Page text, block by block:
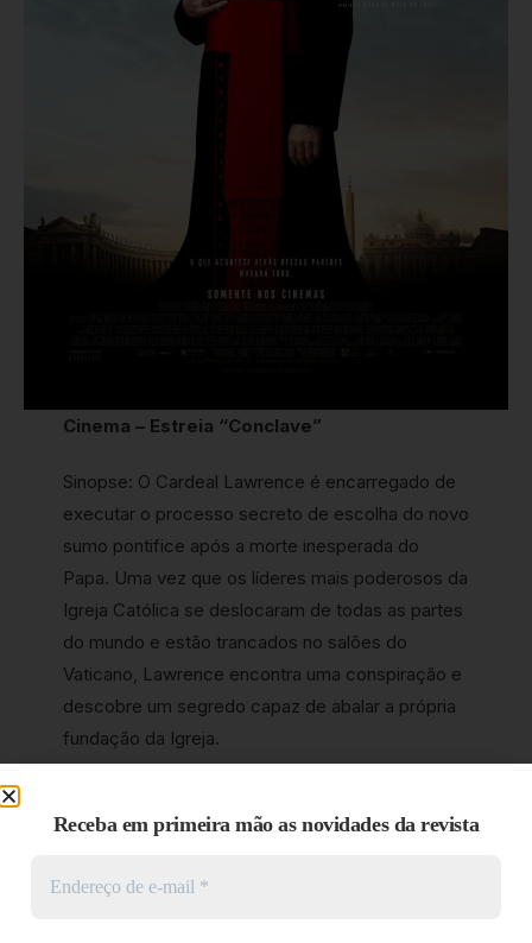
Cinema – Estreia “Conclave”
Sinopse: O Cardeal Lawrence é encarregado de
executar o processo secreto de escolha do novo
sumo pontifice após a morte inesperada do
Papa. Uma vez que os líderes mais poderosos da
Igreja Católica se deslocaram de todas as partes
do mundo e estão trancados no salões do
Vaticano, Lawrence encontra uma conspiração e
descobre um segredo capaz de abalar a própria
fundação da Igreja.
Quando:23/01
Receba em primeira mão as novidades da revista